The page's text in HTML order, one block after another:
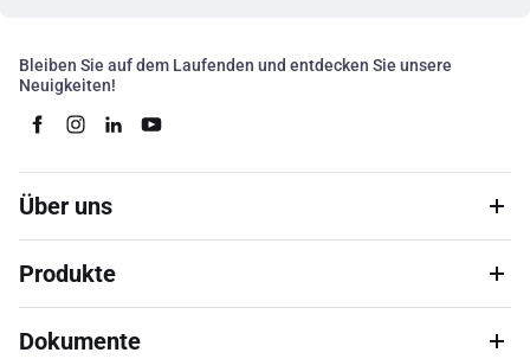
Bleiben Sie auf dem Laufenden und entdecken Sie unsere
Neuigkeiten!
Über uns
Produkte
Dokumente